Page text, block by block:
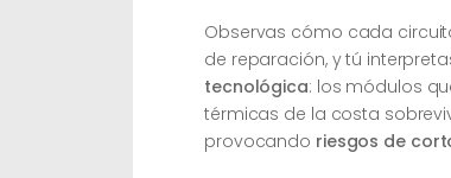
Observas cómo cada
de reparación, y tú
tecnológica: los módulos
térmicas de la costa
provocando riesgos de